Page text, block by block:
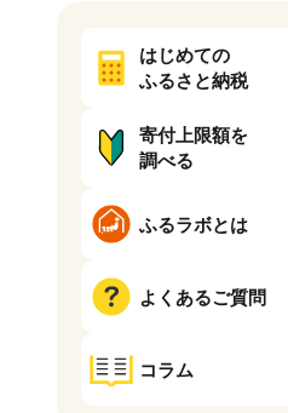
はじめての
ふるさと納税
寄付上限額を
調べる
ふるラボとは
よくあるご質問
コラム